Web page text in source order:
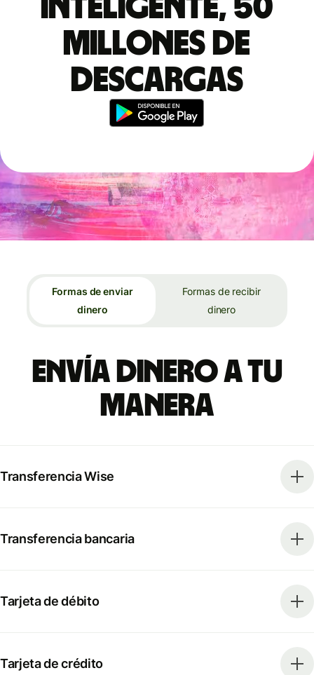
inteligente, 50
millones de
descargas
Formas de enviar
dinero
Formas de recibir
dinero
Envía dinero a tu
manera
Transferencia Wise
Transferencia bancaria
Tarjeta de débito
Tarjeta de crédito